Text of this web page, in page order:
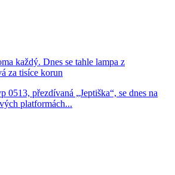
každý. Dnes se tahle lampa z
za tisíce korun
0513, přezdívaná „Jeptiška“, se dnes na
platformách...